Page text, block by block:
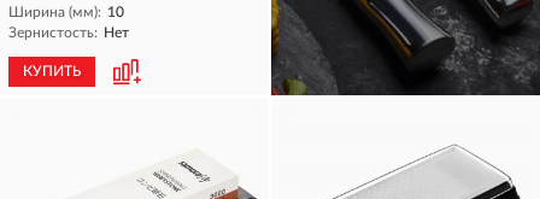
Ширина (мм): 10
Зернистость: Нет
КУПИТЬ КУПИТЬ